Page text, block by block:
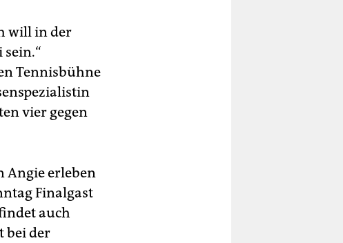
will in der
Tennisbühne
vier gegen
Angie erleben
Finalgast
auch
bei der